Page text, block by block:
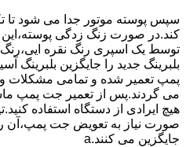
سپس پوسته موتور جدا می شود تا
کند.در صورت زنگ زدگی
توسط یک اسپری رنگ نقره
بلبرینگ جدید را جایگزین بلبرینگ
پمپ تعمیر شده و تمامی
می گردند.پس از تعمیر جت پمپ
هیچ ایرادی از دستگاه استفاده
صورت نیاز به تعویض جت پمپ،آن
جایگزین می کنند.a